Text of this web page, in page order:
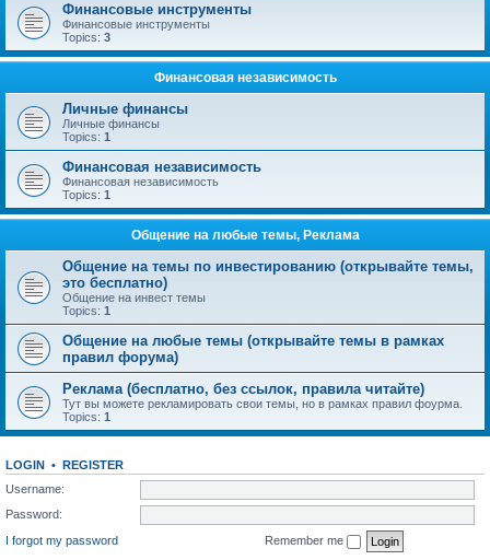
Финансовые инструменты
Финансовые инструменты
Topics: 3
Финансовая независимость
Личные финансы
Личные финансы
Topics: 1
Финансовая независимость
Финансовая независимость
Topics: 1
Общение на любые темы, Реклама
Общение на темы по инвестированию (открывайте темы,
это бесплатно)
Общение на инвест темы
Topics: 1
Общение на любые темы (открывайте темы в рамках
правил форума)
Реклама (бесплатно, без ссылок, правила читайте)
Тут вы можете рекламировать свои темы, но в рамках правил фоурма.
Topics: 1
LOGIN • REGISTER
Username:
Password:
I forgot my password
Remember me